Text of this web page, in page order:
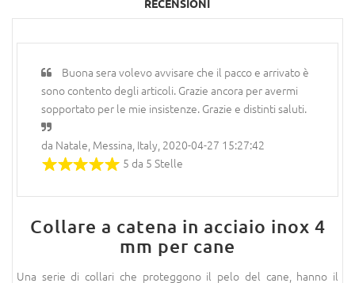
RECENSIONI
Buona sera volevo avvisare che il pacco e arrivato è
sono contento degli articoli. Grazie ancora per avermi
sopportato per le mie insistenze. Grazie e distinti saluti.
da Natale, Messina, Italy, 2020-04-27 15:27:42
5 da 5 Stelle
Collare a catena in acciaio inox 4
mm per cane
Una serie di collari che proteggono il pelo del cane, hanno il